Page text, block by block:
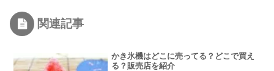
関連記事
かき氷機はどこに売ってる？どこで買え
る？販売店を紹介